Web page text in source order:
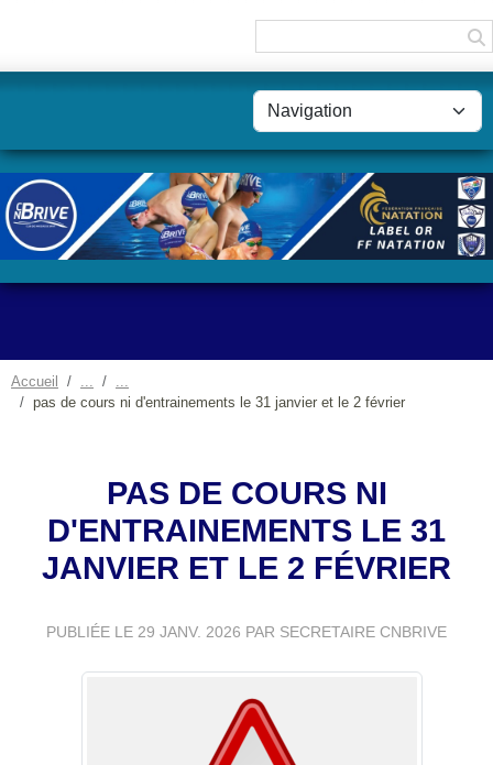
Accueil
pas de cours ni d'entrainements le 31 janvier et le 2 février
PAS DE COURS NI
D'ENTRAINEMENTS LE 31
JANVIER ET LE 2 FÉVRIER
PUBLIÉE LE 29 JANV. 2026 PAR SECRETAIRE CNBRIVE